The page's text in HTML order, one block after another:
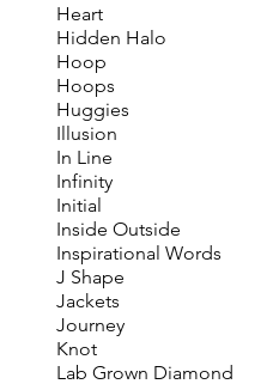
Heart
Hidden Halo
Hoop
Hoops
Huggies
Illusion
In Line
Infinity
Initial
Inside Outside
Inspirational Words
J Shape
Jackets
Journey
Knot
Lab Grown Diamond